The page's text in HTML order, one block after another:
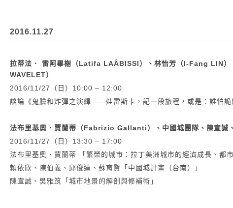
2016.11.27
拉蒂法． 雷阿畢榭（Latifa LAÂBISSI）、林怡芳（I-Fang LIN
WAVELET）
2016/11/27（日）10:00 – 12:00
談論《鬼臉和炸彈之演繹——娃雷斯卡，記一段旅程，或是：誰怕詭
法布里基奧．賈蘭蒂（Fabrizio Gallanti）、中國城團隊、陳宣誠
2016/11/27（日）13:30 – 17:00
法布里基奧．賈蘭蒂 「繁榮的城市：拉丁美洲城市的經濟成長、都
賴依欣、陳伯義、邱俊達、蘇育賢「中國城計畫（台南）」
陳宣誠、吳雅筑「城市地景的解剖與修補術」